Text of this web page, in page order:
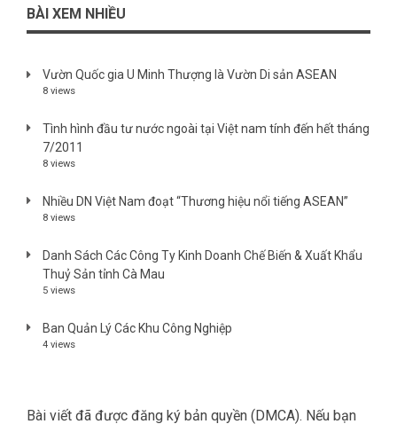
BÀI XEM NHIỀU
Vườn Quốc gia U Minh Thượng là Vườn Di sản ASEAN
8 views
Tình hình đầu tư nước ngoài tại Việt nam tính đến hết tháng
7/2011
8 views
Nhiều DN Việt Nam đoạt “Thương hiệu nổi tiếng ASEAN”
8 views
Danh Sách Các Công Ty Kinh Doanh Chế Biến & Xuất Khẩu
Thuỷ Sản tỉnh Cà Mau
5 views
Ban Quản Lý Các Khu Công Nghiệp
4 views
Bài viết đã được đăng ký bản quyền (DMCA). Nếu bạn